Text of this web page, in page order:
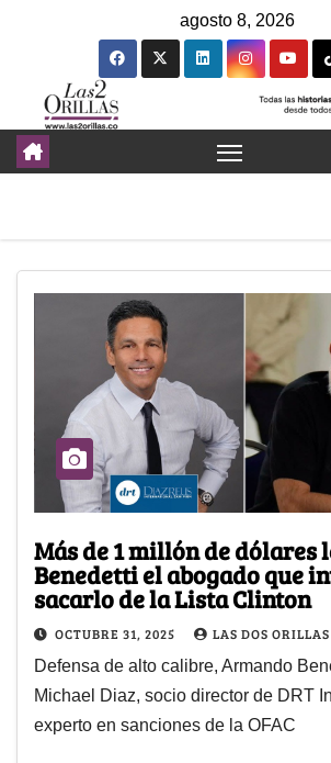
agosto 8, 2026
Más de 1 millón de dólares
Benedetti el abogado que
sacarlo de la Lista Clinton
OCTUBRE 31, 2025 LAS DOS ORILLAS
Defensa de alto calibre, Armando
Michael Diaz, socio director de DRT
experto en sanciones de la OFAC